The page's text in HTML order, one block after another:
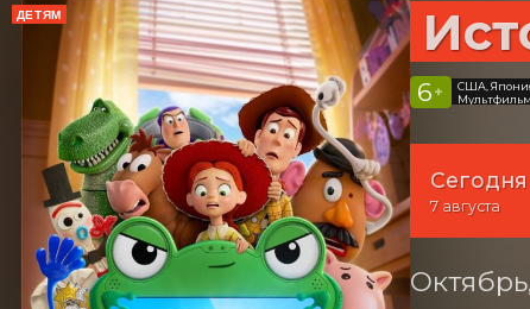
ДЕТЯМ
6 +
США,
Сегодня
7 августа
Октябрь